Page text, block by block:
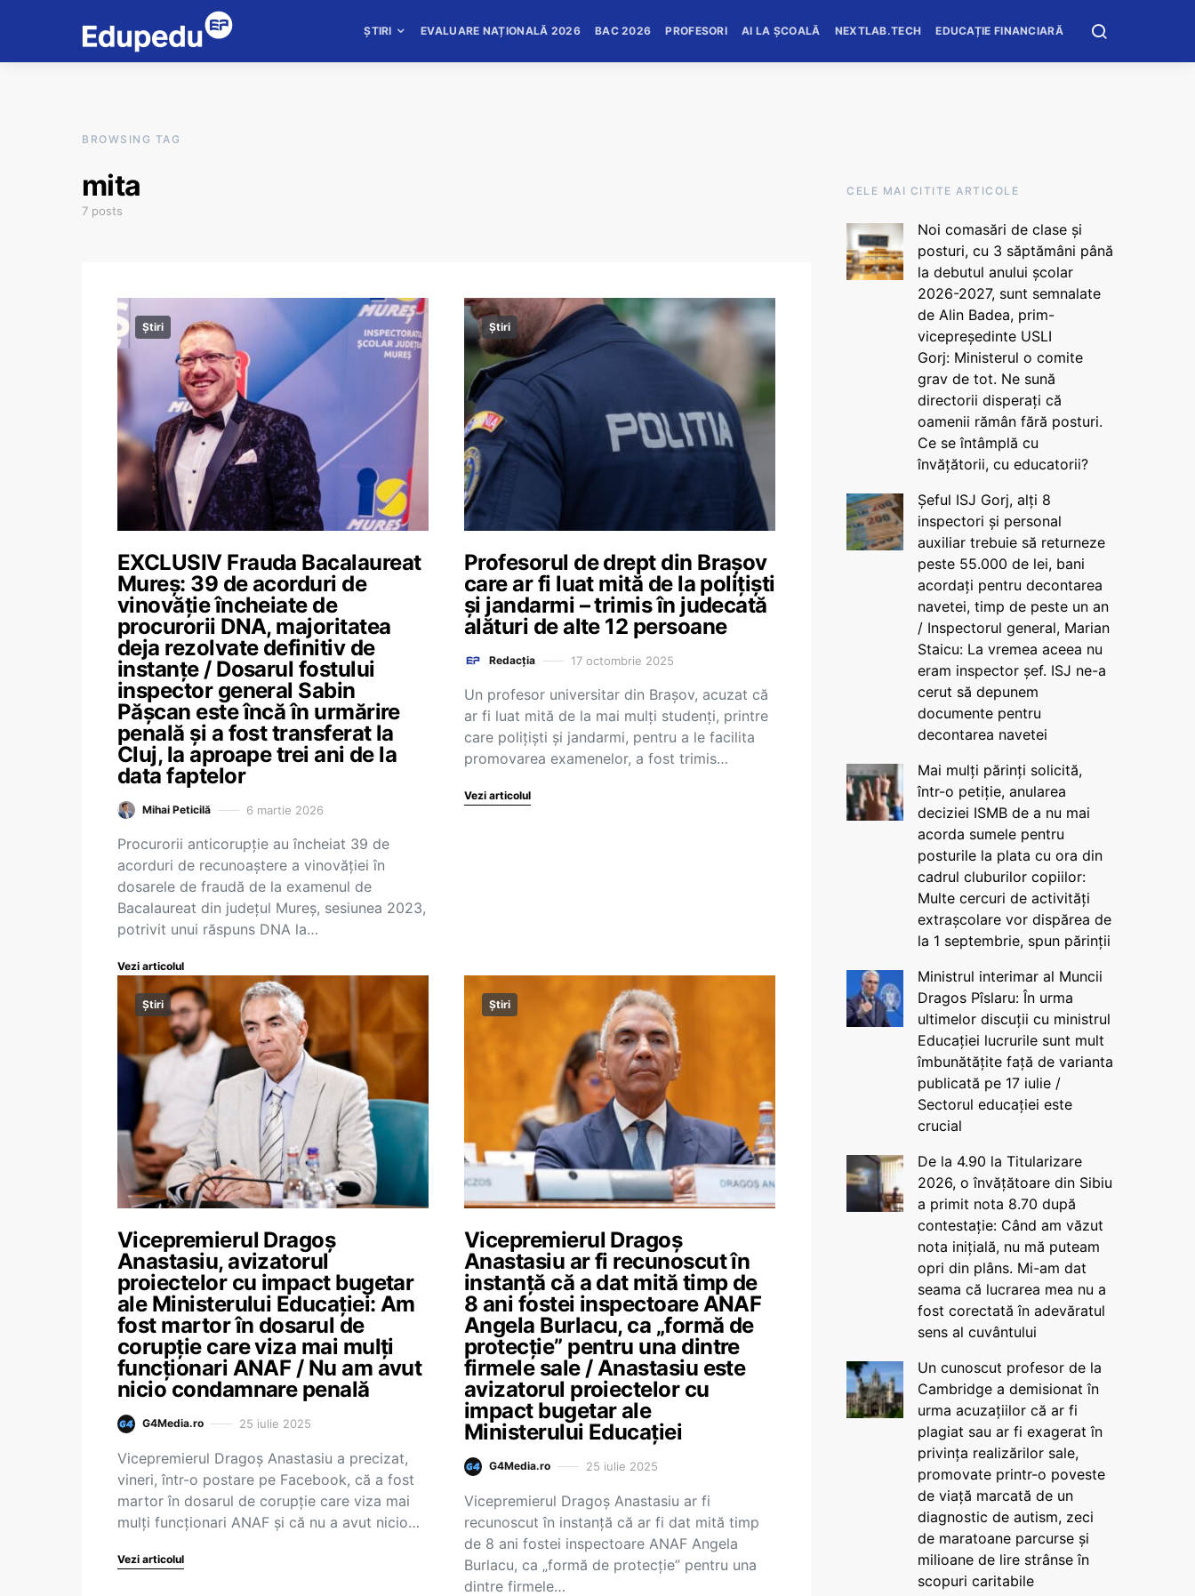
ȘTIRI EVALUARE NAȚIONALĂ 2026 BAC 2026 PROFESORI AI LA ȘCOALĂ NEXTLAB.TECH EDUCAȚIE FINANCIARĂ
BROWSING TAG
mita
7 posts
Știri
EXCLUSIV Frauda Bacalaureat
Mureș: 39 de acorduri de
vinovăție încheiate de
procurorii DNA, majoritatea
deja rezolvate definitiv de
instanțe / Dosarul fostului
inspector general Sabin
Pășcan este încă în urmărire
penală și a fost transferat la
Cluj, la aproape trei ani de la
data faptelor
Mihai Peticilă 6 martie 2026
Procurorii anticorupție au încheiat 39 de
acorduri de recunoaștere a vinovăției în
dosarele de fraudă de la examenul de
Bacalaureat din județul Mureș, sesiunea 2023,
potrivit unui răspuns DNA la…
Vezi articolul
Știri
Profesorul de drept din Brașov
care ar fi luat mită de la polițiști
și jandarmi – trimis în judecată
alături de alte 12 persoane
Redacția 17 octombrie 2025
Un profesor universitar din Braşov, acuzat că
ar fi luat mită de la mai mulţi studenţi, printre
care poliţişti şi jandarmi, pentru a le facilita
promovarea examenelor, a fost trimis…
Vezi articolul
Știri
Vicepremierul Dragoș
Anastasiu, avizatorul
proiectelor cu impact bugetar
ale Ministerului Educației: Am
fost martor în dosarul de
corupție care viza mai mulți
funcționari ANAF / Nu am avut
nicio condamnare penală
G4Media.ro 25 iulie 2025
Vicepremierul Dragoș Anastasiu a precizat,
vineri, într-o postare pe Facebook, că a fost
martor în dosarul de corupție care viza mai
mulți funcționari ANAF și că nu a avut nicio…
Vezi articolul
Știri
Vicepremierul Dragoș
Anastasiu ar fi recunoscut în
instanță că a dat mită timp de
8 ani fostei inspectoare ANAF
Angela Burlacu, ca „formă de
protecție” pentru una dintre
firmele sale / Anastasiu este
avizatorul proiectelor cu
impact bugetar ale
Ministerului Educației
G4Media.ro 25 iulie 2025
Vicepremierul Dragoș Anastasiu ar fi
recunoscut în instanță că ar fi dat mită timp
de 8 ani fostei inspectoare ANAF Angela
Burlacu, ca „formă de protecție” pentru una
dintre firmele…
CELE MAI CITITE ARTICOLE
Noi comasări de clase și
posturi, cu 3 săptămâni până
la debutul anului școlar
2026-2027, sunt semnalate
de Alin Badea, prim-
vicepreședinte USLI
Gorj: Ministerul o comite
grav de tot. Ne sună
directorii disperați că
oamenii rămân fără posturi.
Ce se întâmplă cu
învățătorii, cu educatorii?
Șeful ISJ Gorj, alți 8
inspectori și personal
auxiliar trebuie să returneze
peste 55.000 de lei, bani
acordați pentru decontarea
navetei, timp de peste un an
/ Inspectorul general, Marian
Staicu: La vremea aceea nu
eram inspector șef. ISJ ne-a
cerut să depunem
documente pentru
decontarea navetei
Mai mulți părinți solicită,
într-o petiție, anularea
deciziei ISMB de a nu mai
acorda sumele pentru
posturile la plata cu ora din
cadrul cluburilor copiilor:
Multe cercuri de activități
extrașcolare vor dispărea de
la 1 septembrie, spun părinții
Ministrul interimar al Muncii
Dragos Pîslaru: În urma
ultimelor discuții cu ministrul
Educației lucrurile sunt mult
îmbunătățite față de varianta
publicată pe 17 iulie /
Sectorul educației este
crucial
De la 4.90 la Titularizare
2026, o învățătoare din Sibiu
a primit nota 8.70 după
contestație: Când am văzut
nota inițială, nu mă puteam
opri din plâns. Mi-am dat
seama că lucrarea mea nu a
fost corectată în adevăratul
sens al cuvântului
Un cunoscut profesor de la
Cambridge a demisionat în
urma acuzațiilor că ar fi
plagiat sau ar fi exagerat în
privința realizărilor sale,
promovate printr-o poveste
de viață marcată de un
diagnostic de autism, zeci
de maratoane parcurse și
milioane de lire strânse în
scopuri caritabile